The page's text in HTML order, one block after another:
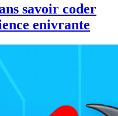
savoir coder
enivrante